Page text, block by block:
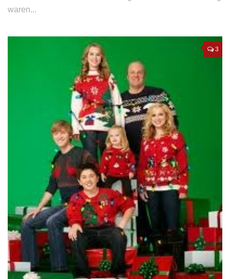
waren...
3